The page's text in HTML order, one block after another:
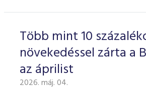
Több mint 10
növekedéssel zárta a
az áprilist
2026. máj. 04.